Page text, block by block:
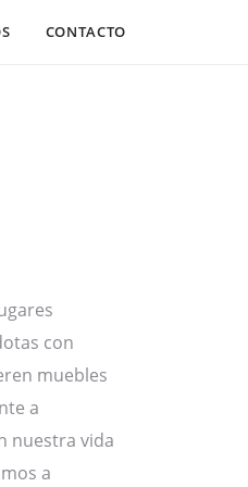
CONTACTO
con
muebles
a
nuestra vida
a